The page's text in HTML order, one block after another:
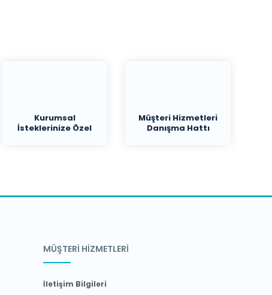
Kurumsal
İsteklerinize Özel
Müşteri Hizmetleri
Danışma Hattı
MÜŞTERİ HİZMETLERİ
İletişim Bilgileri